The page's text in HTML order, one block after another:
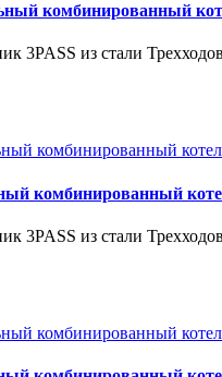
комбинированный
3PASS из стали
комбинированный
3PASS из стали